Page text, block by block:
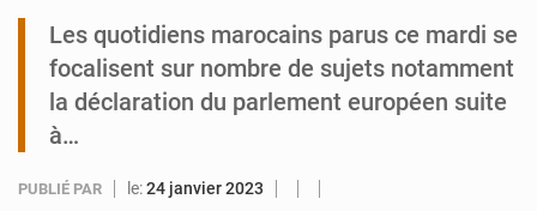
Arlit : La police d’Akokan démantèle deux réseaux criminels
Les quotidiens marocains parus ce mardi se
focalisent sur nombre de sujets notamment
la déclaration du parlement européen suite
à…
PUBLIÉ PAR le:24 janvier 2023